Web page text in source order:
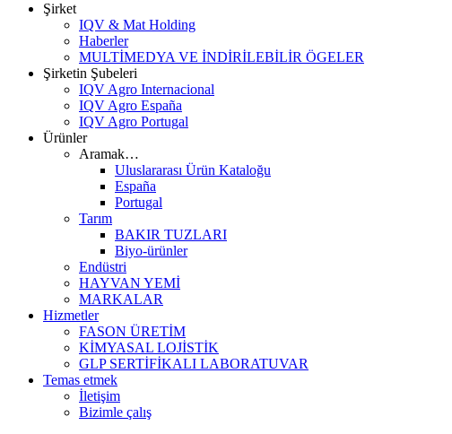
Şirket
IQV & Mat Holding
Haberler
MULTİMEDYA VE İNDİRİLEBİLİR ÖGELER
Şirketin Şubeleri
IQV Agro Internacional
IQV Agro España
IQV Agro Portugal
Ürünler
Aramak…
Uluslararası Ürün Kataloğu
España
Portugal
Tarım
BAKIR TUZLARI
Biyo-ürünler
Endüstri
HAYVAN YEMİ
MARKALAR
Hizmetler
FASON ÜRETİM
KİMYASAL LOJİSTİK
GLP SERTİFİKALI LABORATUVAR
Temas etmek
İletişim
Bizimle çalış